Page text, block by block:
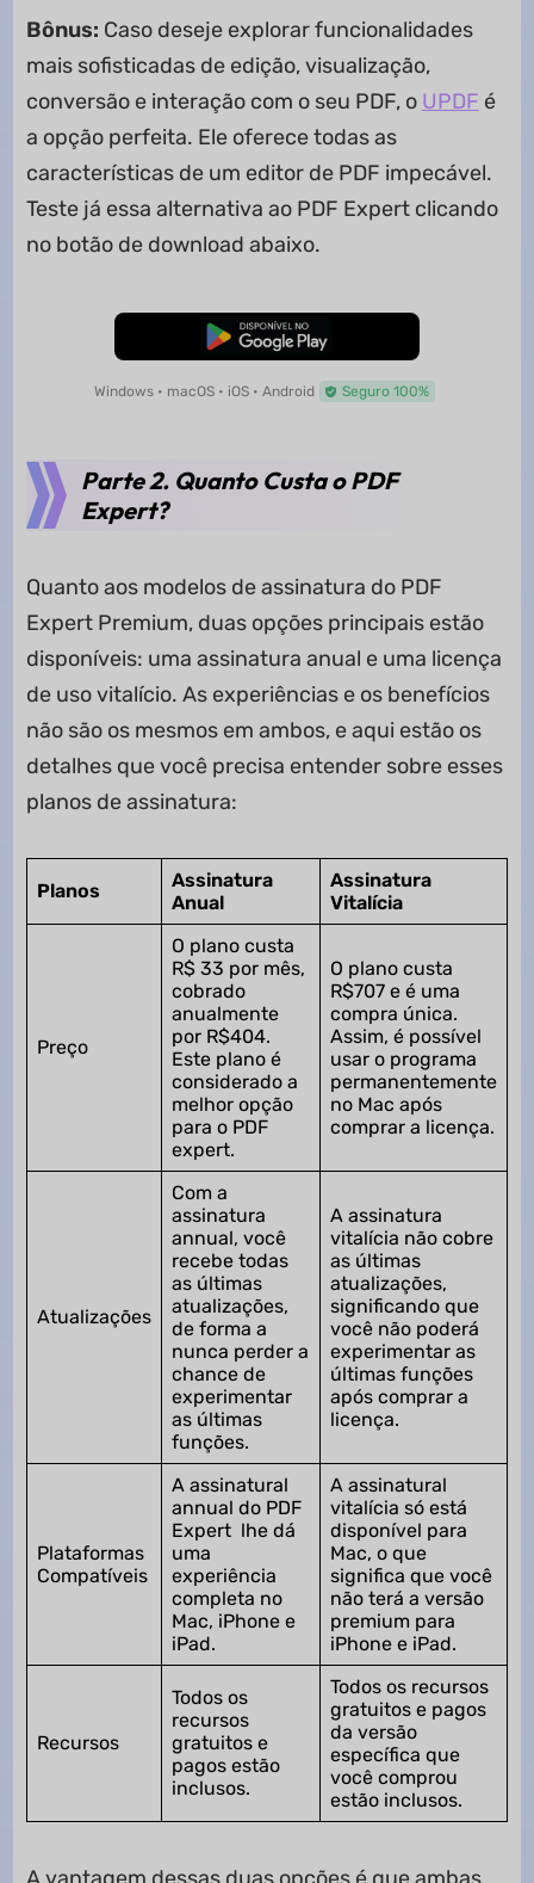
Bônus: Caso deseje explorar funcionalidades
mais sofisticadas de edição, visualização,
conversão e interação com o seu PDF, o UPDF é
a opção perfeita. Ele oferece todas as
características de um editor de PDF impecável.
Teste já essa alternativa ao PDF Expert clicando
no botão de download abaixo.
Baixar Grátis
Windows • macOS • iOS • Android Seguro 100%
Parte 2. Quanto Custa o PDF
Expert?
Quanto aos modelos de assinatura do PDF
Expert Premium, duas opções principais estão
disponíveis: uma assinatura anual e uma licença
de uso vitalício. As experiências e os benefícios
não são os mesmos em ambos, e aqui estão os
detalhes que você precisa entender sobre esses
planos de assinatura:
Planos
Assinatura
Anual
Assinatura
Vitalícia
Preço
O plano custa
R$ 33 por mês,
cobrado
anualmente
por R$404.
Este plano é
considerado a
melhor opção
para o PDF
expert.
O plano custa
R$707 e é uma
compra única.
Assim, é possível
usar o programa
permanentemente
no Mac após
comprar a licença.
Atualizações
Com a
assinatura
annual, você
recebe todas
as últimas
atualizações,
de forma a
nunca perder a
chance de
experimentar
as últimas
funções.
A assinatura
vitalícia não cobre
as últimas
atualizações,
significando que
você não poderá
experimentar as
últimas funções
após comprar a
licença.
Plataformas
Compatíveis
A assinatural
annual do PDF
Expert lhe dá
uma
experiência
completa no
Mac, iPhone e
iPad.
A assinatural
vitalícia só está
disponível para
Mac, o que
significa que você
não terá a versão
premium para
iPhone e iPad.
Recursos
Todos os
recursos
gratuitos e
pagos estão
inclusos.
Todos os recursos
gratuitos e pagos
da versão
específica que
você comprou
estão inclusos.